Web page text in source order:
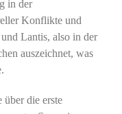
in der
Konflikte und
Lantis, also in der
auszeichnet, was
über die erste